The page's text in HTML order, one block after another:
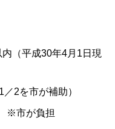
（平成30年4月1日現
2を市が補助）
※市が負担